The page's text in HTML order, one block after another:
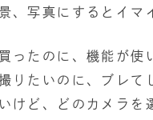
、写真にするとイマ
ったのに、機能が使
りたいのに、ブレて
けど、どのカメラを